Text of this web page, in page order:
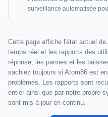
surveillance automatisée
Cette page affiche l'état actuel
temps réel et les rapports des
réponse, les pannes et les
sachiez toujours si Atom86 est
problèmes. Les rapports sont
entier ainsi que par notre propre
sont mis à jour en continu.